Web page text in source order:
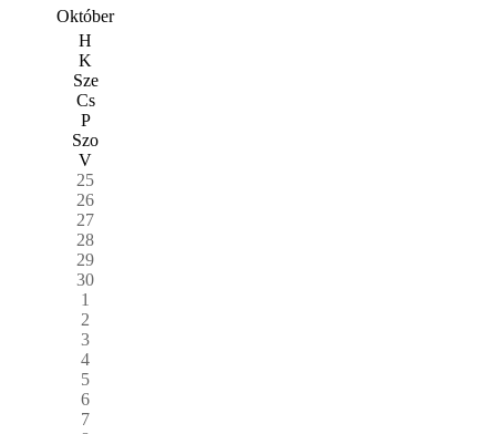
Október
H
K
Sze
Cs
P
Szo
V
25
26
27
28
29
30
1
2
3
4
5
6
7